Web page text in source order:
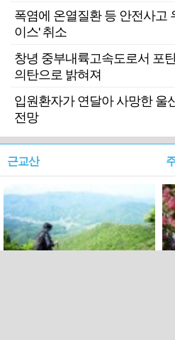
폭염에 온열질환 등 안전사고
이스' 취소
창녕 중부내륙고속도로서 포
의탄으로 밝혀져
입원환자가 연달아 사망한 울
전망
근교산